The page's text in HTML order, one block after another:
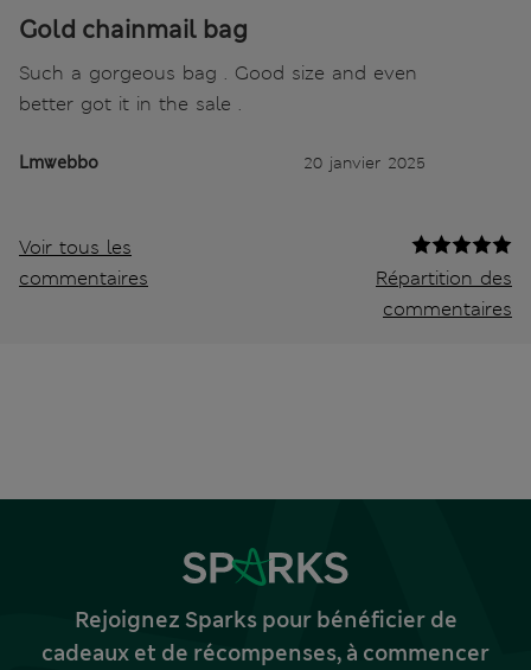
Gold chainmail bag
Such a gorgeous bag . Good size and even
better got it in the sale .
Lmwebbo 20 janvier 2025
Voir tous les
commentaires
Répartition des
commentaires
Rejoignez Sparks pour bénéficier de
cadeaux et de récompenses, à commencer